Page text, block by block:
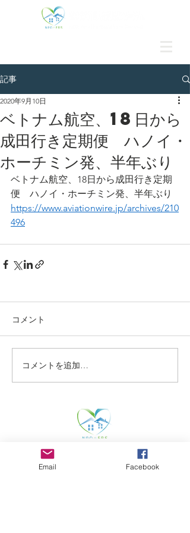
記事
ベトナム航空、18日から
成田行き定期便 ハノイ・
ホーチミン発、半年ぶり
2020年9月10日
ベトナム航空、18日から成田行き定期
便　ハノイ・ホーチミン発、半年ぶり
https://www.aviationwire.jp/archives/210
496
コメント
コメントを追加…
NPO Foreign Residents Support
NPO 法人外国人在留支援コンソーシアム
Email Facebook